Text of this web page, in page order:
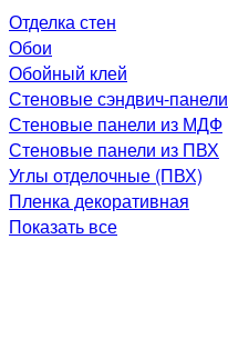
Отделка стен
Обои
Обойный клей
Стеновые сэндвич-панели
Стеновые панели из МДФ
Стеновые панели из ПВХ
Углы отделочные (ПВХ)
Пленка декоративная
Показать все